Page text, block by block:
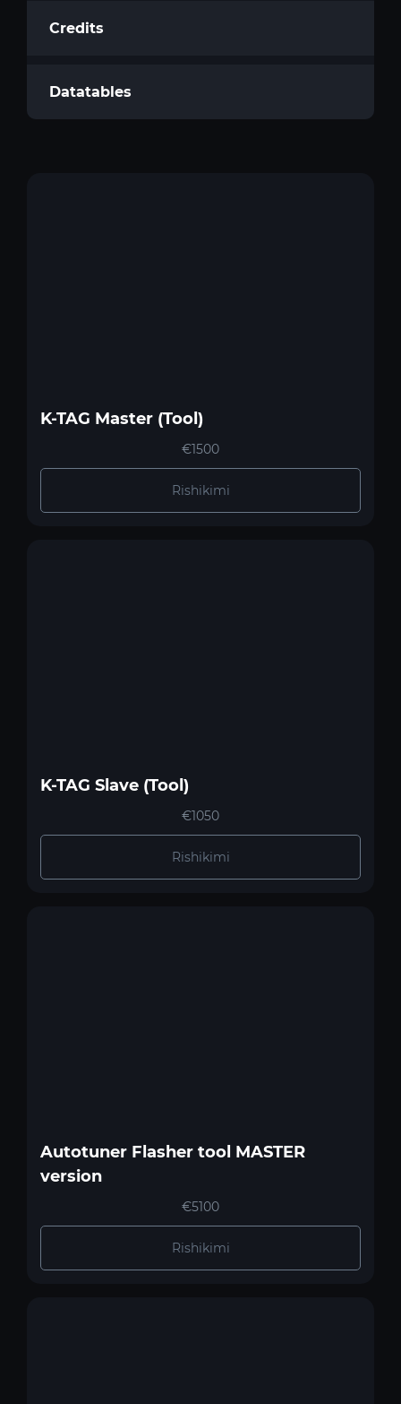
Credits
Datatables
K-TAG Master (Tool)
€1500
Rishikimi
K-TAG Slave (Tool)
€1050
Rishikimi
Autotuner Flasher tool MASTER
version
€5100
Rishikimi